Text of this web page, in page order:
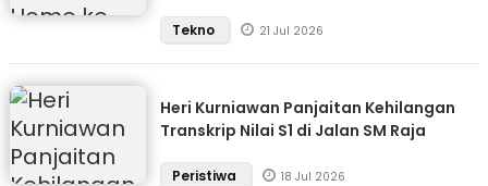
Tekno 21 Jul 2026
Heri Kurniawan Panjaitan Kehilangan
Transkrip Nilai S1 di Jalan SM Raja
Peristiwa 18 Jul 2026